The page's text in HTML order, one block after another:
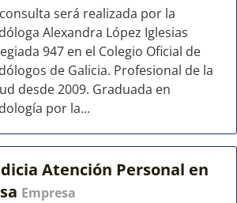
será realizada por la
Alexandra López Iglesias
947 en el Colegio Oficial de
de Galicia. Profesional de la
desde 2009. Graduada en
por la...
Atención Personal en
Empresa